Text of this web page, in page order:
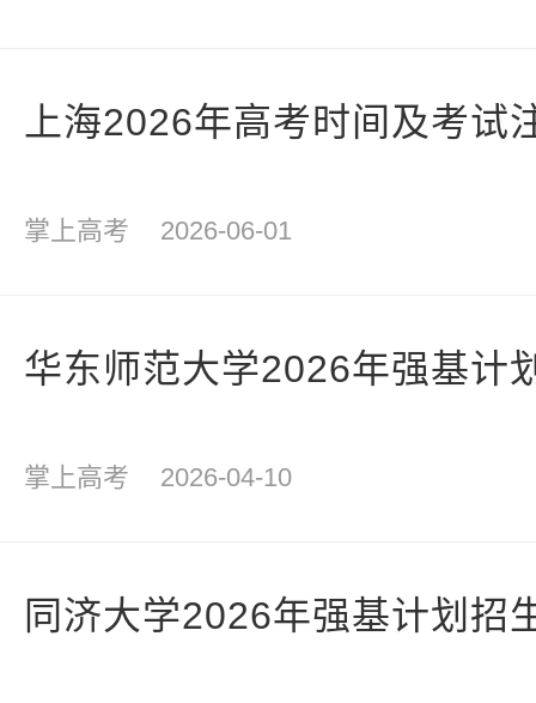
上海2026年高考时间及考试
掌上高考 2026-06-01
华东师范大学2026年强基计
掌上高考 2026-04-10
同济大学2026年强基计划招